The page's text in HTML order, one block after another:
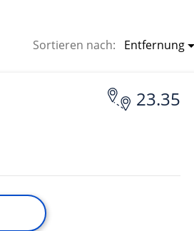
Sortieren nach: Entfernung
23.35